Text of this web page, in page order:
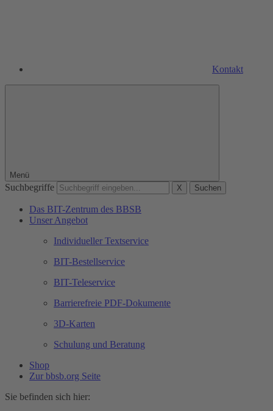
Kontakt
Menü
Suchbegriffe X Suchen
Das BIT-Zentrum des BBSB
Unser Angebot
Individueller Textservice
BIT-Bestellservice
BIT-Teleservice
Barrierefreie PDF-Dokumente
3D-Karten
Schulung und Beratung
Shop
Zur bbsb.org Seite
Sie befinden sich hier: